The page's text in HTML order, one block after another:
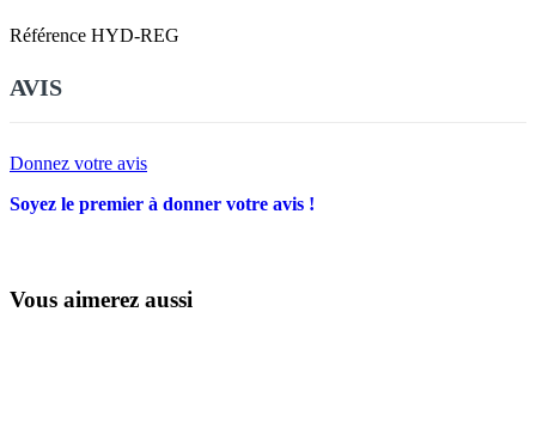
Référence HYD-REG
AVIS
Donnez votre avis
Soyez le premier à donner votre avis !
Vous aimerez aussi